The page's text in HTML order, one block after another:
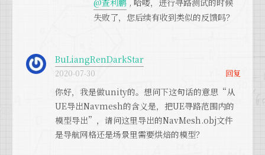
Do you think this steps are correct? Or i
rk and I hope you could give me a hint
or point me in the right direction.
your plugin.
For that, I was thinking about doing thi
2) Load the navmesh in the server code,
and Deserialize it, like in this function
https://github.com/hxhb/ue4-recast-det
our/blob/master/UE4RecastHelper.cpp#
L207
3) Convert the Origin and Destination p
失败了，您后续有收到类似的反馈吗？
BuLiangRenDarkStar
2020-07-30 回复
你好，我是做unity的。想问下这句话的意思“从
UE导出Navmesh的含义是，把UE寻路范围内的
模型导出”，请问这里导出的NavMesh.obj文件
是导航网格还是场景里需要烘焙的模型？